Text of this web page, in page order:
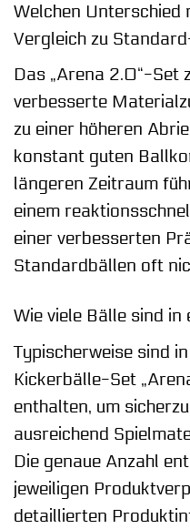
Welchen Unterschied
Vergleich zu
Das „Arena 2.0“-Set
verbesserte
zu einer höheren
konstant guten
längeren Zeitraum
einem
einer verbesserten
Standardbällen oft
Wie viele Bälle sind in
Typischerweise sind
Kickerbälle-Set
enthalten, um
ausreichend
Die genaue Anzahl
jeweiligen
detaillierten